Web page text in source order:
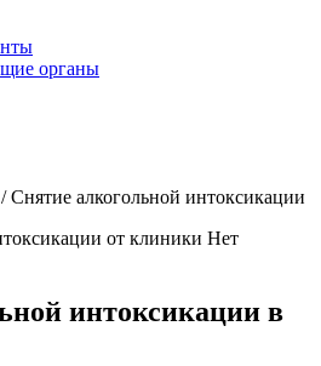
органы
/Снятие алкогольной интоксикации
интоксикации в